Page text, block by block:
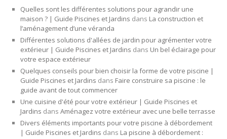
Quelles sont les différentes solutions pour agrandir une
maison ? | Guide Piscines et Jardins dans La construction et
l’aménagement d’une véranda
Différentes solutions d'allées de jardin pour agrémenter votre
extérieur | Guide Piscines et Jardins dans Un bel éclairage pour
votre espace extérieur
Quelques conseils pour bien choisir la forme de votre piscine |
Guide Piscines et Jardins dans Faire construire sa piscine : le
guide avant de tout commencer
Une cuisine d'été pour votre extérieur | Guide Piscines et
Jardins dans Aménagez votre extérieur avec une belle terrasse
Divers éléments importants pour votre piscine à débordement
| Guide Piscines et Jardins dans La piscine à débordement :